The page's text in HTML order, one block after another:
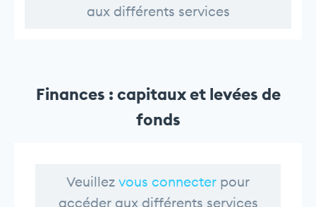
aux différents services
Finances : capitaux et levées de
fonds
Veuillez vous connecter pour
accéder aux différents services